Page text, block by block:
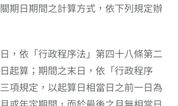
期日期間之計算方式，依下列規定辦
，依「行政程序法」第四十八條第二
起算；期間之末日，依「行政程序
項規定，以起算日相當日之前一日為